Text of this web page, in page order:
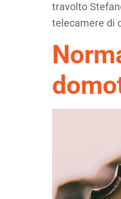
travolto
telecamere di